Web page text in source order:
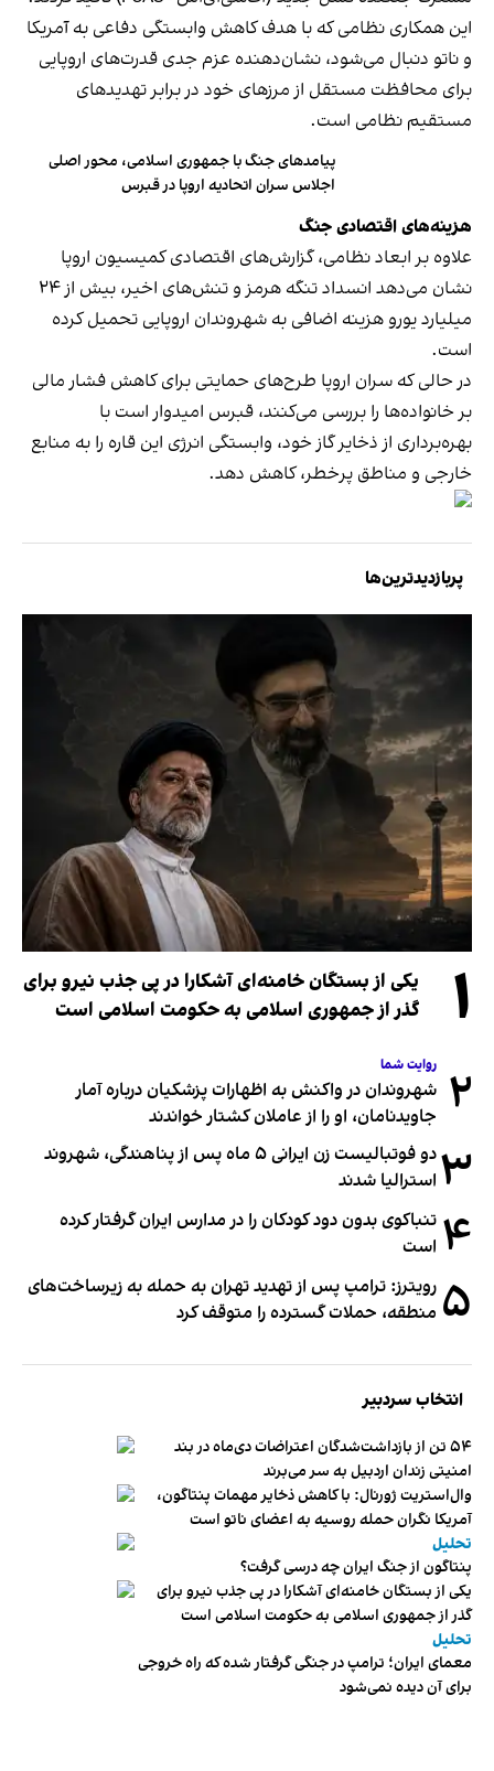
این همکاری نظامی که با هدف کاهش وابستگی دفاعی به آمریکا
و ناتو دنبال می‌شود، نشان‌دهنده عزم جدی قدرت‌های اروپایی
برای محافظت مستقل از مرزهای خود در برابر تهدیدهای
مستقیم نظامی است.
پیامدهای جنگ با جمهوری اسلامی، محور اصلی
اجلاس سران اتحادیه اروپا در قبرس
هزینه‌های اقتصادی جنگ
علاوه بر ابعاد نظامی، گزارش‌های اقتصادی کمیسیون اروپا
نشان می‌دهد انسداد تنگه هرمز و تنش‌های اخیر، بیش از ۲۴
میلیارد یورو هزینه اضافی به شهروندان اروپایی تحمیل کرده
است.
در حالی که سران اروپا طرح‌های حمایتی برای کاهش فشار مالی
بر خانواده‌ها را بررسی می‌کنند، قبرس امیدوار است با
بهره‌برداری از ذخایر گاز خود، وابستگی انرژی این قاره را به منابع
خارجی و مناطق پرخطر، کاهش دهد.
پربازدیدترین‌ها
۱
یکی از بستگان خامنه‌ای آشکارا در پی جذب نیرو برای
گذر از جمهوری اسلامی به حکومت اسلامی است
۲ روایت شما
شهروندان در واکنش به اظهارات پزشکیان درباره آمار
جاویدنامان، او را از عاملان کشتار خواندند
۳
دو فوتبالیست زن ایرانی ۵ ماه پس از پناهندگی، شهروند
استرالیا شدند
۴ تنباکوی بدون دود کودکان را در مدارس ایران گرفتار کرده
است
۵ رویترز: ترامپ پس از تهدید تهران به حمله به زیرساخت‌های
منطقه، حملات گسترده را متوقف کرد
انتخاب سردبیر
۵۴ تن از بازداشت‌شدگان اعتراضات دی‌ماه در بند
امنیتی زندان اردبیل به سر می‌برند
وال‌استریت ژورنال: با کاهش ذخایر مهمات پنتاگون،
آمریکا نگران حمله روسیه به اعضای ناتو‌ است
تحلیل
پنتاگون از جنگ ایران چه درسی گرفت؟
یکی از بستگان خامنه‌ای آشکارا در پی جذب نیرو برای
گذر از جمهوری اسلامی به حکومت اسلامی است
تحلیل
معمای ایران؛ ترامپ در جنگی گرفتار شده که راه خروجی
برای آن دیده نمی‌شود